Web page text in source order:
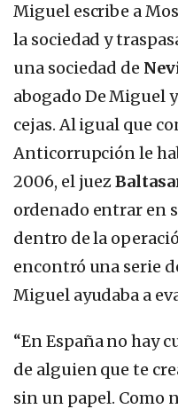
Miguel escribe a
la sociedad y
una sociedad de
abogado De Miguel
cejas. Al igual que
Anticorrupción le
2006, el juez
ordenado entrar en
dentro de la
encontró una serie
Miguel ayudaba a
“En España no hay
de alguien que te
sin un papel. Como